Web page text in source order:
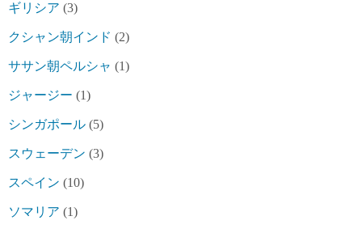
ギリシア (3)
クシャン朝インド (2)
ササン朝ペルシャ (1)
ジャージー (1)
シンガポール (5)
スウェーデン (3)
スペイン (10)
ソマリア (1)